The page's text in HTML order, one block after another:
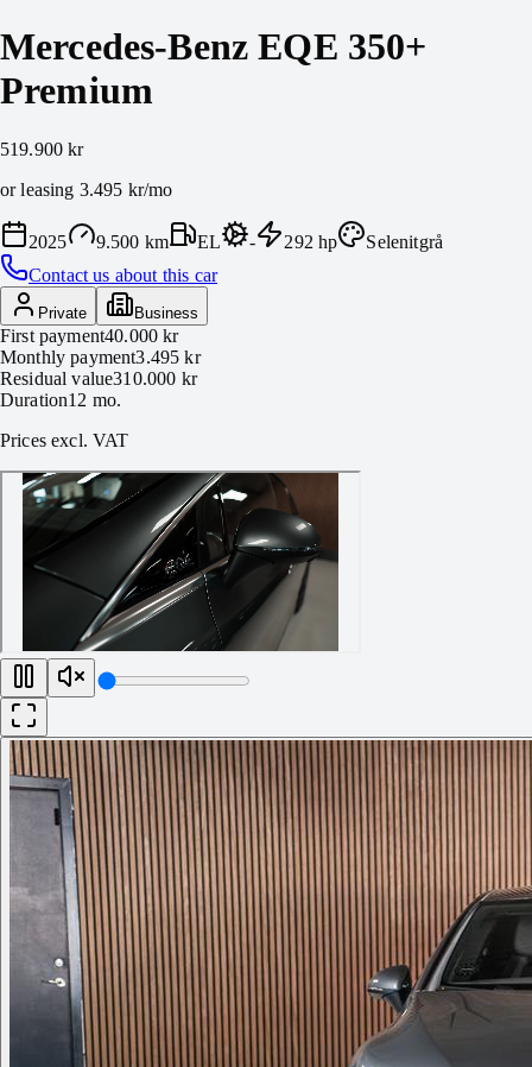
Mercedes-Benz EQE 350+
Premium
519.900 kr
or leasing 3.495 kr/mo
2025 9.500 km EL - 292 hp
Selenitgrå
Contact us about this car
Private Business
First payment40.000 kr
Monthly payment3.495 kr
Residual value310.000 kr
Duration12 mo.
Prices excl. VAT